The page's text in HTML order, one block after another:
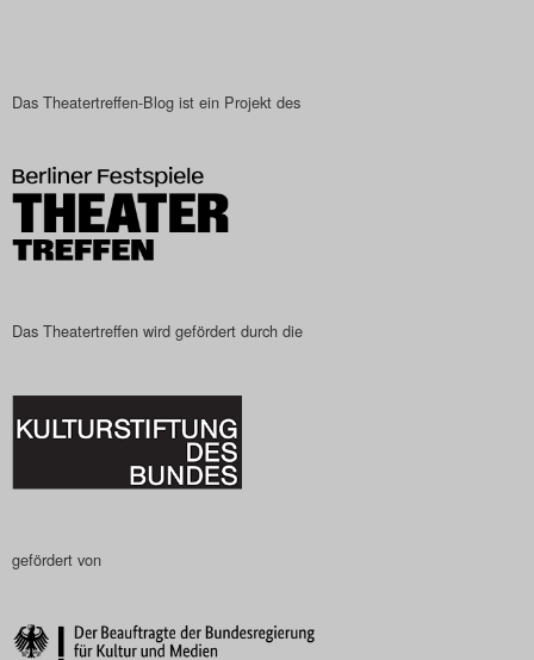
Das Theatertreffen-Blog ist ein Projekt des
Das Theatertreffen wird gefördert durch die
gefördert von